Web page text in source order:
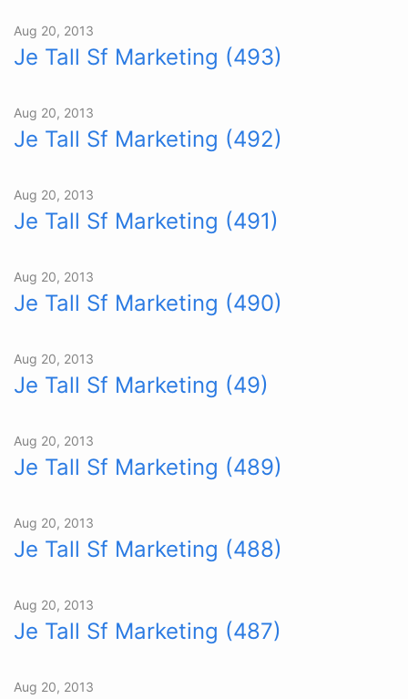
Aug 20, 2013
Je Tall Sf Marketing (493)
Aug 20, 2013
Je Tall Sf Marketing (492)
Aug 20, 2013
Je Tall Sf Marketing (491)
Aug 20, 2013
Je Tall Sf Marketing (490)
Aug 20, 2013
Je Tall Sf Marketing (49)
Aug 20, 2013
Je Tall Sf Marketing (489)
Aug 20, 2013
Je Tall Sf Marketing (488)
Aug 20, 2013
Je Tall Sf Marketing (487)
Aug 20, 2013